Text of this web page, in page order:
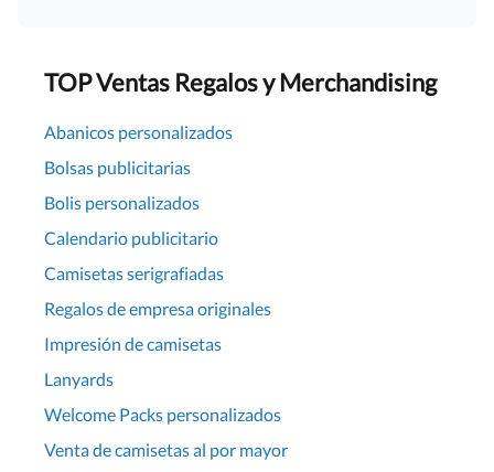
TOP Ventas Regalos y Merchandising
Abanicos personalizados
Bolsas publicitarias
Bolis personalizados
Calendario publicitario
Camisetas serigrafiadas
Regalos de empresa originales
Impresión de camisetas
Lanyards
Welcome Packs personalizados
Venta de camisetas al por mayor